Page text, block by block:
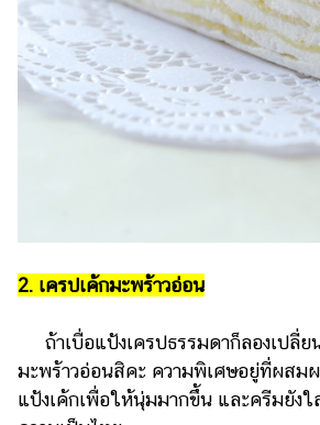
2. เครปเค้กมะพร้าวอ่อน
ถ้าเบื่อแป้งเครปธรรมดาก็ลองเปลี่ย
มะพร้าวอ่อนสิคะ ความพิเศษอยู่ที่ผสม
แป้งเค้กเพื่อให้นุ่มมากขึ้น และครีมยัง